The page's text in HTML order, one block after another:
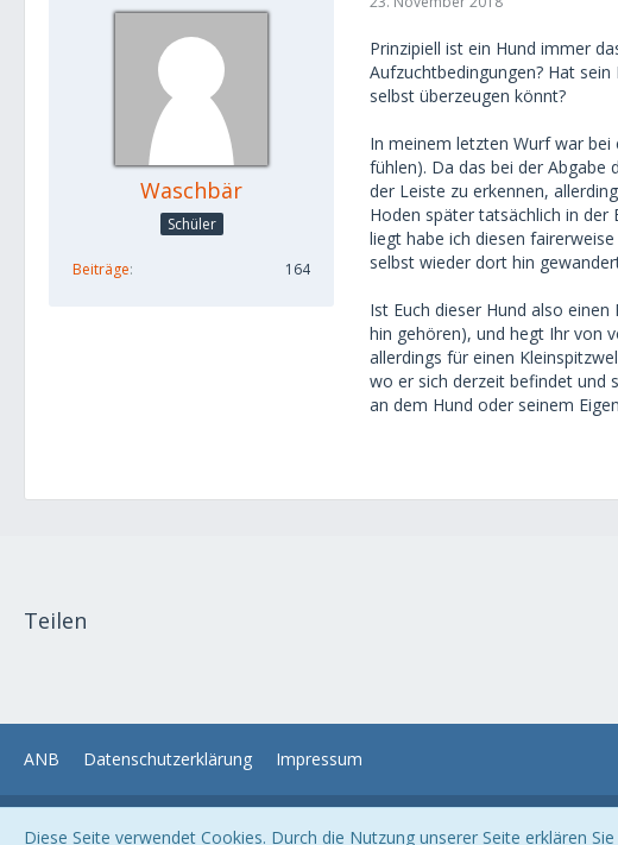
Waschbär
Schüler
Beiträge 164
Prinzipiell ist ein Hund immer
Aufzuchtbedingungen? Hat
selbst überzeugen könnt?
In meinem letzten Wurf war
fühlen). Da das bei der Abgabe
der Leiste zu erkennen,
Hoden später tatsächlich in der
liegt habe ich diesen
selbst wieder dort hin
Ist Euch dieser Hund also
hin gehören), und hegt Ihr von
allerdings für einen
wo er sich derzeit befindet und
an dem Hund oder seinem
Teilen
ANB Datenschutzerklärung Impressum
Diese Seite verwendet Cookies. Durch die Nutzung unserer Seite erklären